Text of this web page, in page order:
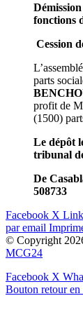
fonctions
Cession
parts
profit de
(1500)
Le dépôt
tribunal
De
508733
Facebook X
par email
© Copyright
MCG24
Facebook X
Bouton retour en